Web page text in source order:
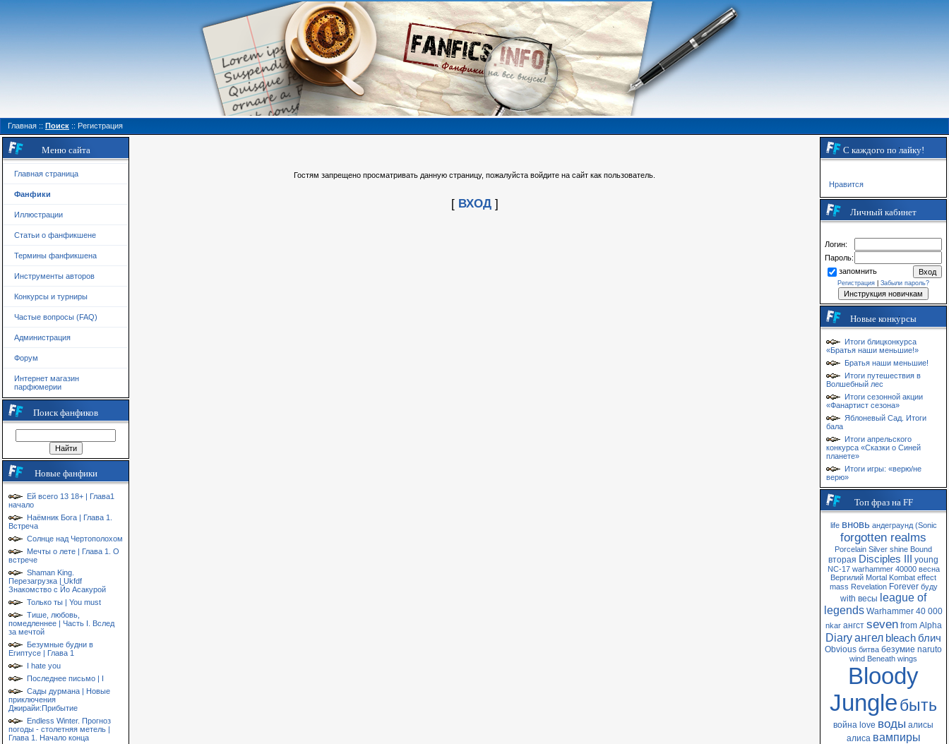
Главная :: Поиск :: Регистрация
Меню сайта
Главная страница
Фанфики
Иллюстрации
Статьи о фанфикшене
Термины фанфикшена
Инструменты авторов
Конкурсы и турниры
Частые вопросы (FAQ)
Администрация
Форум
Интернет магазин
парфюмерии
Поиск фанфиков
Новые фанфики
Ей всего 13 18+ | Глава1
начало
Наёмник Бога | Глава 1.
Встреча
Солнце над Чертополохом
Мечты о лете | Глава 1. О
встрече
Shaman King.
Перезагрузка | Ukfdf
Знакомство с Йо Асакурой
Только ты | You must
Тише, любовь,
помедленнее | Часть I. Вслед
за мечтой
Безумные будни в
Египтусе | Глава 1
I hate you
Последнее письмо | I
Сады дурмана | Новые
приключения
Джирайи:Прибытие
Endless Winter. Прогноз
погоды - столетняя метель |
Глава 1. Начало конца
Гостям запрещено просматривать данную страницу, пожалуйста войдите на сайт как пользователь.
[ ВХОД]
С каждого по лайку!
Нравится
Личный кабинет
Логин:
Пароль:
запомнить
Регистрация Забыли пароль?
Новые конкурсы
Итоги блицконкурса
«Братья наши меньшие!»
Братья наши меньшие!
Итоги путешествия в
Волшебный лес
Итоги сезонной акции
«Фанартист сезона»
Яблоневый Сад. Итоги
бала
Итоги апрельского
конкурса «Сказки о Синей
планете»
Итоги игры: «верю/не
верю»
Топ фраз на FF
life вновь андеграунд (Sonic
forgotten realms
Porcelain Silver shine Bound
вторая Disciples III young
NC-17 warhammer 40000 весна
Вергилий Mortal Kombat effect
mass Revelation Forever буду
with весы league of
legends Warhammer 40 000
nkar ангст seven from Alpha
Diaryангел bleachблич
Obvious битва безумие naruto
wind Beneath wings
Bloody
Jungleбыть
война love воды алисы
алиса вампиры